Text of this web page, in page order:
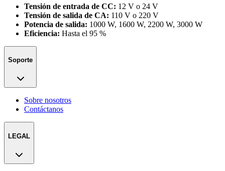
Tensión de entrada de CC: 12 V o 24 V
Tensión de salida de CA: 110 V o 220 V
Potencia de salida: 1000 W, 1600 W, 2200 W, 3000 W
Eficiencia: Hasta el 95 %
Soporte
Sobre nosotros
Contáctanos
LEGAL